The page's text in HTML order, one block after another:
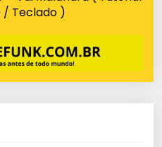
/ Teclado )